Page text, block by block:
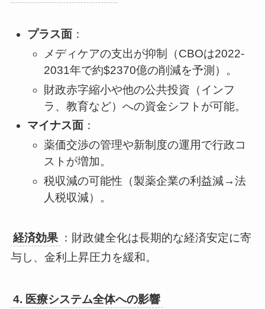
プラス面 ：
メディケアの支出が抑制（CBOは2022-
2031年で約$2370億の削減を予測）。
財政赤字縮小や他の公共投資（インフ
ラ、教育など）への資金シフトが可能。
マイナス面 ：
薬価交渉の管理や新制度の運用で行政コ
ストが増加。
税収減の可能性（製薬企業の利益減→法
人税収減）。
経済効果 ：財政健全化は長期的な経済安定に寄
与し、金利上昇圧力を緩和。
4. 医療システム全体への影響